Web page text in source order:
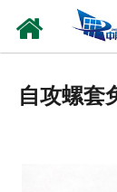
自攻螺套